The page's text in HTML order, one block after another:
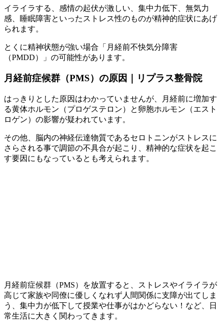
イライラする、感情の起伏が激しい、集中力低下、無気力
感、睡眠障害といったストレス性のものが精神的症状にあげ
られます。
とくに精神状態が強い場合「月経前不快気分障害
（PMDD）」の可能性があります。
月経前症候群（PMS）の原因｜リプラス整骨院
はっきりとした原因はわかっていませんが、月経前に増加す
る黄体ホルモン（プロゲステロン）と卵胞ホルモン（エスト
ロゲン）の影響が疑われています。
その他、脳内の神経伝達物質であるセロトニンがストレスに
さらされる事で調節の不具合が起こり、精神的な症状を起こ
す要因にもなっているとも考えられます。
月経前症候群（PMS）を放置すると、ストレスやイライラが
高じて家族や同僚に優しくなれず人間関係に支障が出てしま
う、集中力が低下して授業や仕事がはかどらない！など、日
常生活に大きく関わってきます。